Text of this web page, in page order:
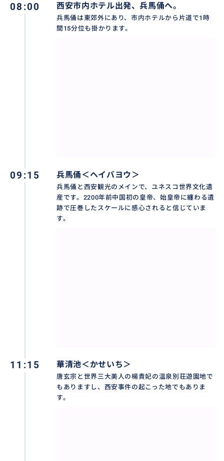
兵馬俑は西安市内より50キロも離れる東郊外にあり、
08:00 西安市内ホテル出発、兵馬俑へ。
兵馬俑は東郊外にあり、市内ホテルから片道で1時
間15分位も掛かります。
09:15 兵馬俑＜ヘイバヨウ＞
兵馬俑と西安観光のメインで、ユネスコ世界文化遺
産です。2200年前中国初の皇帝、始皇帝に纏わる遺
跡で圧巻したスケールに感心されると信じていま
す。
11:15 華清池＜かせいち＞
唐玄宗と世界三大美人の楊貴妃の温泉別荘遊園地で
もありますし、西安事件の起こった地でもありま
す。